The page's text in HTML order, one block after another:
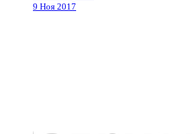
9 Ноя 2017